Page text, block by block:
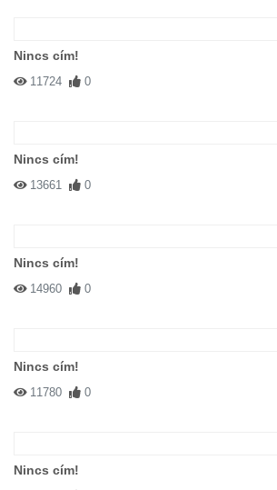
Nincs cím!
11724 0
Nincs cím!
13661 0
Nincs cím!
14960 0
Nincs cím!
11780 0
Nincs cím!